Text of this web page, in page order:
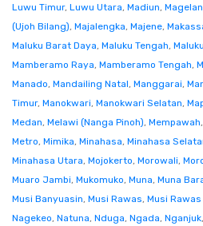
Luwu Timur, Luwu Utara, Madiun,
(Ujoh Bilang), Majalengka, Majene,
Maluku Barat Daya, Maluku Tengah,
Mamberamo Raya, Mamberamo Tengah,
Manado, Mandailing Natal, Manggarai,
Timur, Manokwari, Manokwari Selatan,
Medan, Melawi (Nanga Pinoh), Mempawah,
Metro, Mimika, Minahasa, Minahasa
Minahasa Utara, Mojokerto, Morowali,
Muaro Jambi, Mukomuko, Muna, Muna
Musi Banyuasin, Musi Rawas, Musi
Nagekeo, Natuna, Nduga, Ngada, Nganjuk,